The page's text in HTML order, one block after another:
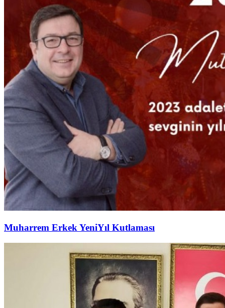
Muharrem Erkek YeniYıl Kutlaması